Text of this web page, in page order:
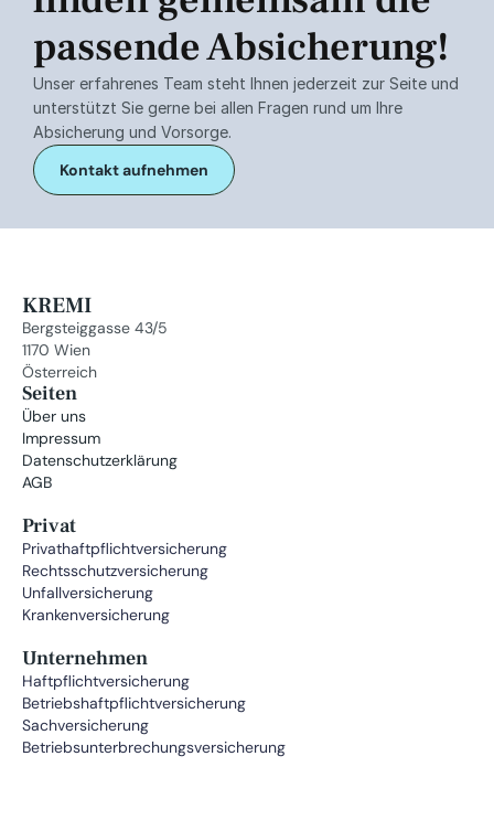
passende Absicherung!
Unser erfahrenes Team steht Ihnen jederzeit zur Seite und
unterstützt Sie gerne bei allen Fragen rund um Ihre
Absicherung und Vorsorge.
Kontakt aufnehmen
KREMI
Bergsteiggasse 43/5
1170 Wien
Österreich
Seiten
Über uns
Impressum
Datenschutzerklärung
AGB
Privat
Privathaftpflichtversicherung
Rechtsschutzversicherung
Unfallversicherung
Krankenversicherung
Unternehmen
Haftpflichtversicherung
Betriebshaftpflichtversicherung
Sachversicherung
Betriebsunterbrechungsversicherung